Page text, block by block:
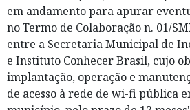
em andamento para apurar
no Termo de Colaboração n. 01/
entre a Secretaria Municipal de
e Instituto Conhecer Brasil, cujo
implantação, operação e
de acesso à rede de wi-fi pública